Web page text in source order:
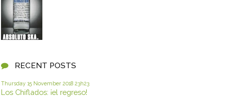
RECENT POSTS
Thursday 15 November 2018 23h23
Los Chiflados: ¡el regreso!